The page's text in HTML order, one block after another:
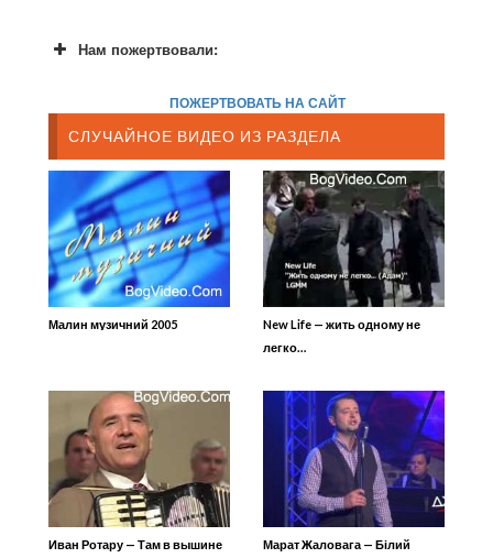
Нам пожертвовали:
ПОЖЕРТВОВАТЬ НА САЙТ
СЛУЧАЙНОЕ ВИДЕО ИЗ РАЗДЕЛА
Малин музичний 2005
New Life — жить одному не
легко…
Иван Ротару — Там в вышине
Марат Жаловага — Білий